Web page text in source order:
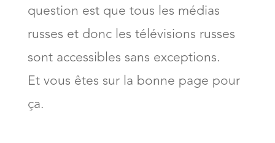
question est que tous les médias
russes et donc les télévisions russes
sont accessibles sans exceptions.
Et vous êtes sur la bonne page pour
ça.